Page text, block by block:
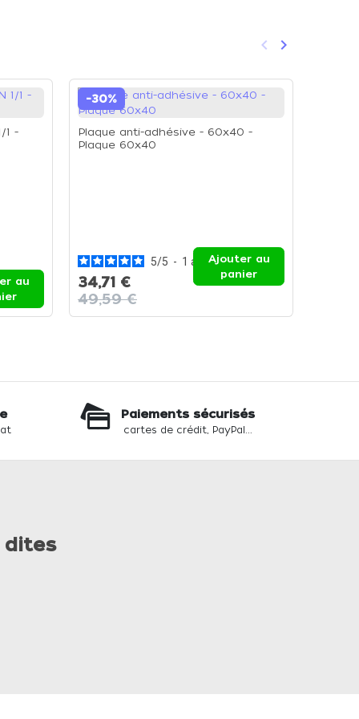
Précédent
keyboard_arrow_left Suivant
keyboard_arrow_right
1 -
au
-30%
Plaque anti-adhésive - 60x40 -
Plaque 60x40
5/5 - 1 avis
34,71 €
49,59 €
Ajouter au
panier
Paiements sécurisés
cartes de crédit, PayPal...
dites